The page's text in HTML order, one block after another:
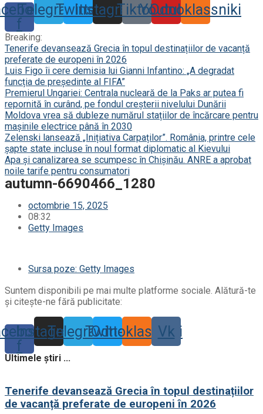
f
TelegramTwitter
Instagram
TiktokYoutube
Odnoklassniki
Breaking:
Tenerife devansează Grecia în topul destinațiilor de vacanță
preferate de europeni în 2026
Luis Figo îi cere demisia lui Gianni Infantino: „A degradat
funcția de președinte al FIFA”
Premierul Ungariei: Centrala nucleară de la Paks ar putea fi
repornită în curând, pe fondul creșterii nivelului Dunării
Moldova vrea să dubleze numărul stațiilor de încărcare pentru
mașinile electrice până în 2030
Zelenski lansează „Inițiativa Carpaților”. România, printre cele
șapte state incluse în noul format diplomatic al Kievului
Apa și canalizarea se scumpesc în Chișinău. ANRE a aprobat
noile tarife pentru consumatori
autumn-6690466_1280
octombrie 15, 2025
08:32
Getty Images
Sursa poze: Getty Images
Suntem disponibili pe mai multe platforme sociale. Alătură-te
și citește-ne fără publicitate:
f
Instagram
TelegramTwitter
Odnoklassniki
Vk
Ultimele știri ...
Tenerife devansează Grecia în topul destinațiilor
de vacanță preferate de europeni în 2026